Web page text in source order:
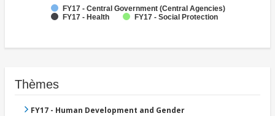
FY17 - Central Government (Central Agencies)
FY17 - Health
FY17 - Social Protection
Thèmes
FY17 - Human Development and Gender